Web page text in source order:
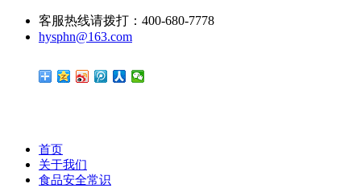
客服热线请拨打：400-680-7778
hysphn@163.com
首页
关于我们
食品安全常识